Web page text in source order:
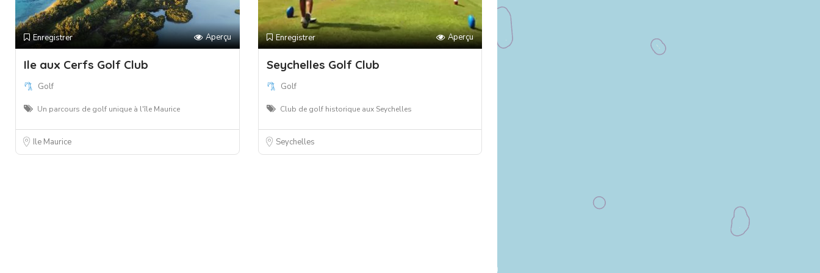
Enregistrer Aperçu
Ile aux Cerfs Golf Club
Golf
Un parcours de golf unique à l'île Maurice
Ile Maurice
Enregistrer Aperçu
Seychelles Golf Club
Golf
Club de golf historique aux Seychelles
Seychelles